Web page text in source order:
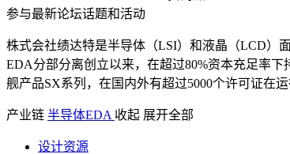
参与最新论坛话题和活动
株式会社绩达特是半导体（LSI）和液晶（LCD）面
EDA分部分离创立以来，在超过80%资本充足率
舰产品SX系列，在国内外有超过5000个许可证在运
产业链 半导体EDA 收起 展开全部
设计资源